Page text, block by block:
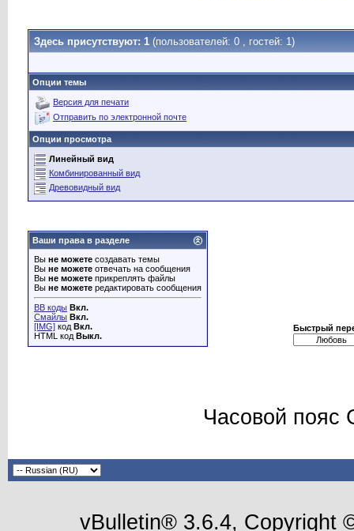
Здесь присутствуют: 1 (пользователей: 0 , гостей: 1)
Опции темы
Версия для печати
Отправить по электронной почте
Опции просмотра
Линейный вид
Комбинированный вид
Древовидный вид
Ваши права в разделе
Вы не можете создавать темы
Вы не можете отвечать на сообщения
Вы не можете прикреплять файлы
Вы не можете редактировать сообщения
BB коды Вкл.
Смайлы Вкл.
[IMG] код Вкл.
HTML код Выкл.
Быстрый
Часовой пояс
vBulletin® 3.6.4, Copyright